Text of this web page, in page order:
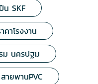
น SKF
คาโรงงาน
ม นครปฐม
ายพานPVC